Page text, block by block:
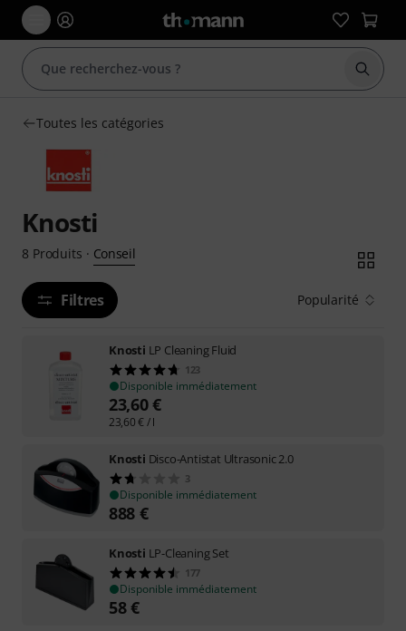
Toutes les catégories
Knosti
8 Produits · Conseil
Filtres Popularité
Knosti LP Cleaning Fluid
123
Disponible immédiatement
23,60€
23,60€ / l
Knosti Disco-Antistat Ultrasonic 2.0
3
Disponible immédiatement
888 €
Knosti LP-Cleaning Set
177
Disponible immédiatement
58€